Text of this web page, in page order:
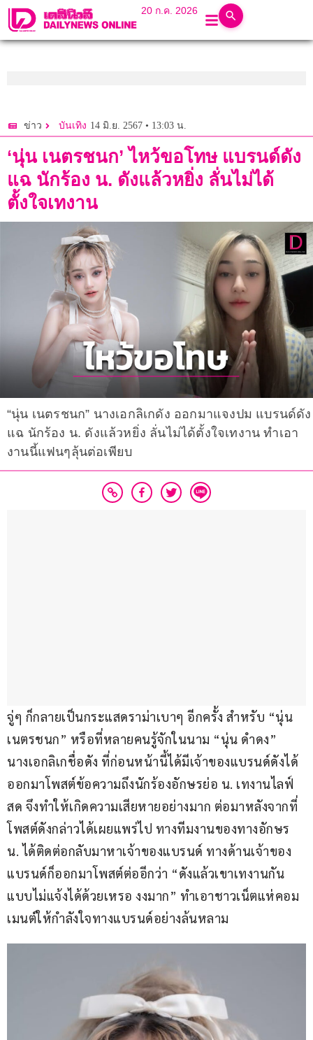
20 ก.ค. 2026
ข่าว บันเทิง 14 มิ.ย. 2567 • 13:03 น.
‘นุ่น เนตรชนก’ ไหว้ขอโทษ แบรนด์ดัง
แฉ นักร้อง น. ดังแล้วหยิ่ง ลั่นไม่ได้
ตั้งใจเทงาน
“นุ่น เนตรชนก” นางเอกลิเกดัง ออกมาแจงปม แบรนด์ดัง
แฉ นักร้อง น. ดังแล้วหยิ่ง ลั่นไม่ได้ตั้งใจเทงาน ทำเอา
งานนี้แฟนๆลุ้นต่อเพียบ
จู่ๆ ก็กลายเป็นกระแสดราม่าเบาๆ อีกครั้ง สำหรับ “นุ่น
เนตรชนก” หรือที่หลายคนรู้จักในนาม “นุ่น ดำดง”
นางเอกลิเกชื่อดัง ที่ก่อนหน้านี้ได้มีเจ้าของแบรนด์ดังได้
ออกมาโพสต์ข้อความถึงนักร้องอักษรย่อ น. เทงานไลฟ์
สด จึงทำให้เกิดความเสียหายอย่างมาก ต่อมาหลังจากที่
โพสต์ดังกล่าวได้เผยแพร่ไป ทางทีมงานของทางอักษร
น. ได้ติดต่อกลับมาหาเจ้าของแบรนด์ ทางด้านเจ้าของ
แบรนด์ก็ออกมาโพสต์ต่ออีกว่า “ดังแล้วเขาเทงานกัน
แบบไม่แจ้งได้ด้วยเหรอ งงมาก” ทำเอาชาวเน็ตแห่คอม
เมนต์ให้กำลังใจทางแบรนด์อย่างล้นหลาม